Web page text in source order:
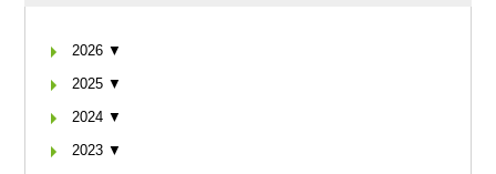
2026 ▼
2025 ▼
2024 ▼
2023 ▼